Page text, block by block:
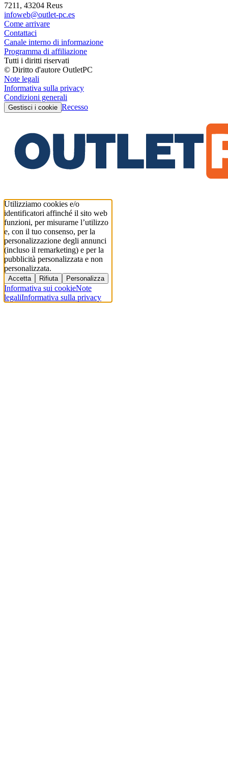
7211, 43204 Reus
infoweb@outlet-pc.es
Come arrivare
Contattaci
Canale interno di informazione
Programma di affiliazione
Tutti i diritti riservati
© Diritto d'autore OutletPC
Note legali
Informativa sulla privacy
Condizioni generali
Gestisci i cookie Recesso
Utilizziamo cookies e/o
identificatori affinché il sito web
funzioni, per misurarne l’utilizzo
e, con il tuo consenso, per la
personalizzazione degli annunci
(incluso il remarketing) e per la
pubblicità personalizzata e non
personalizzata.
Accetta Rifiuta Personalizza
Informativa sui cookieNote
legaliInformativa sulla privacy